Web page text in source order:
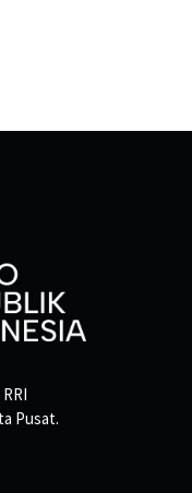
Pusat.